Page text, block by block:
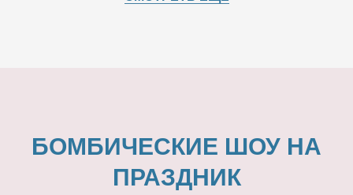
БОМБИЧЕСКИЕ ШОУ НА
ПРАЗДНИК